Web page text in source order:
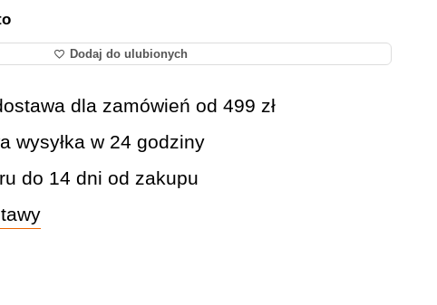
Dodaj do ulubionych
dla zamówień od 499 zł
wysyłka w 24 godziny
do 14 dni od zakupu